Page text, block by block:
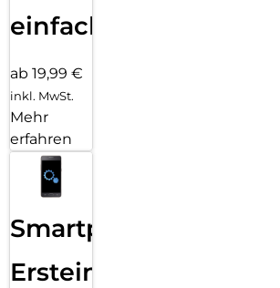
einfach
ab 19,99 €
inkl. MwSt.
Mehr
erfahren
Smartphone
Ersteinrichtung